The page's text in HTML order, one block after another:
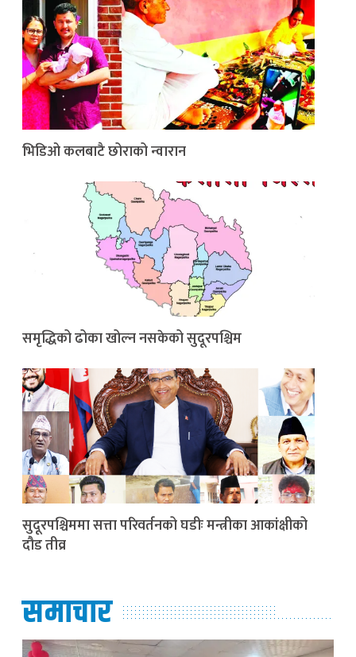
भिडिओ कलबाटै छोराको न्वारान
समृद्धिको ढोका खोल्न नसकेको सुदूरपश्चिम
सुदूरपश्चिममा सत्ता परिवर्तनको घडीः मन्त्रीका आकांक्षीको
दौड तीव्र
समाचार